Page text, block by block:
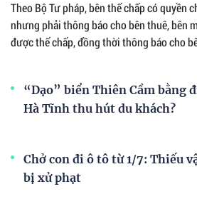
Theo Bộ Tư pháp, bên thế chấp có quyền
nhưng phải thông báo cho bên thuê, bên
được thế chấp, đồng thời thông báo cho
“Dạo” biển Thiên Cầm bằng
Hà Tĩnh thu hút du khách?
Chở con đi ô tô từ 1/7: Thiếu
bị xử phạt